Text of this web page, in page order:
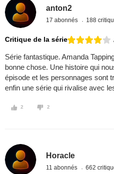
anton2
17 abonnés 188
Critique de la série
Série fantastique. Amanda
bonne chose. Une histoire qui
épisode et les personnages sont
enfin une série qui rivalise avec
2 2
Horacle
11 abonnés 662